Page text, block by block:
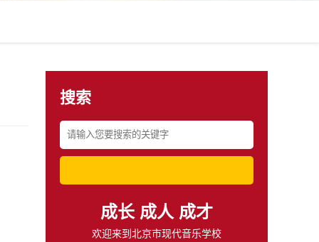
搜索
成长 成人 成才
欢迎来到北京市现代音乐学校